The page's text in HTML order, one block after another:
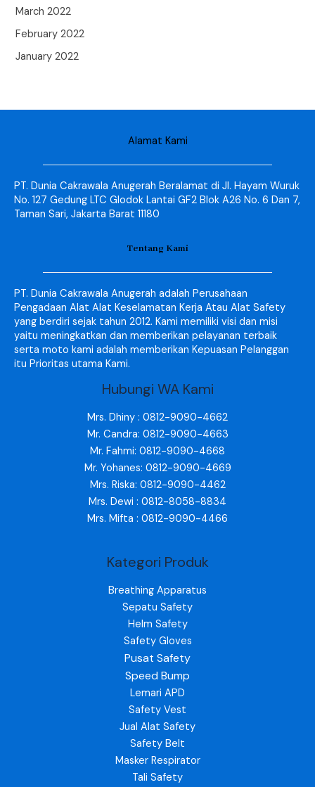
March 2022
February 2022
January 2022
Alamat Kami
PT. Dunia Cakrawala Anugerah Beralamat di Jl. Hayam Wuruk
No. 127 Gedung LTC Glodok Lantai GF2 Blok A26 No. 6 Dan 7,
Taman Sari, Jakarta Barat 11180
Tentang Kami
PT. Dunia Cakrawala Anugerah adalah Perusahaan
Pengadaan Alat Alat Keselamatan Kerja Atau Alat Safety
yang berdiri sejak tahun 2012. Kami memiliki visi dan misi
yaitu meningkatkan dan memberikan pelayanan terbaik
serta moto kami adalah memberikan Kepuasan Pelanggan
itu Prioritas utama Kami.
Hubungi WA Kami
Mrs. Dhiny : 0812-9090-4662
Mr. Candra: 0812-9090-4663
Mr. Fahmi: 0812-9090-4668
Mr. Yohanes: 0812-9090-4669
Mrs. Riska: 0812-9090-4462
Mrs. Dewi : 0812-8058-8834
Mrs. Mifta : 0812-9090-4466
Kategori Produk
Breathing Apparatus
Sepatu Safety
Helm Safety
Safety Gloves
Pusat Safety
Speed Bump
Lemari APD
Safety Vest
Jual Alat Safety
Safety Belt
Masker Respirator
Tali Safety